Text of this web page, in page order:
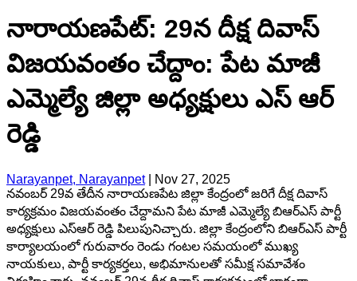
నారాయణపేట్: 29న దీక్ష దివాస్
విజయవంతం చేద్దాం: పేట మాజీ
ఎమ్మెల్యే జిల్లా అధ్యక్షులు ఎస్ ఆర్
రెడ్డి
Narayanpet, Narayanpet|
Nov 27, 2025
నవంబర్ 29వ తేదీన నారాయణపేట జిల్లా కేంద్రంలో జరిగే దీక్ష దివాస్
కార్యక్రమం విజయవంతం చేద్దామని పేట మాజీ ఎమ్మెల్యే బిఆర్ఎస్ పార్టీ
అధ్యక్షులు ఎస్ఆర్ రెడ్డి పిలుపునిచ్చారు. జిల్లా కేంద్రంలోని బిఆర్ఎస్ పార్టీ
కార్యాలయంలో గురువారం రెండు గంటల సమయంలో ముఖ్య
నాయకులు, పార్టీ కార్యకర్తలు, అభిమానులతో సమీక్ష సమావేశం